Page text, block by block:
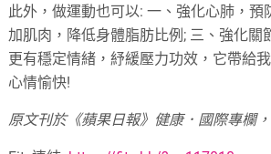
此外，做運動也可以: 一、強化心肺，預
加肌肉，降低身體脂肪比例; 三、強化關
更有穩定情緒，紓緩壓力功效，它帶給
心情愉快!
原文刊於《蘋果日報》健康．國際專欄